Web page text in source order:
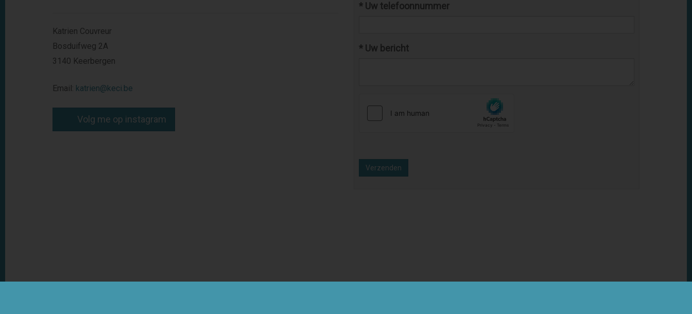
Katrien Couvreur
Bosduifweg 2A
3140 Keerbergen
Email: katrien@keci.be
Volg me op instagram
* Uw telefoonnummer
* Uw bericht